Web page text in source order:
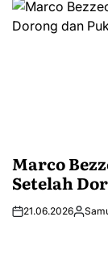
Marco
Setelah
21.06.2026